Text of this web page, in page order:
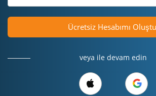
Ücretsiz Hesabımı
veya ile devam edin